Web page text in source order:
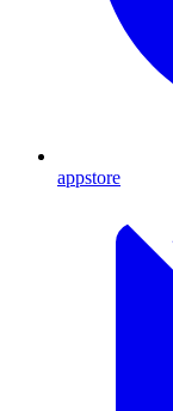
appstore